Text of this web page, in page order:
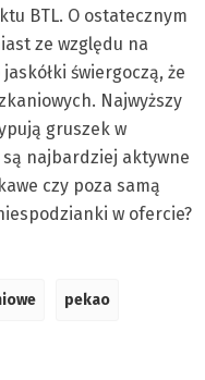
BTL. O ostatecznym
ze względu na
świergoczą, że
Najwyższy
gruszek w
są najbardziej aktywne
czy poza samą
w ofercie?
pekao